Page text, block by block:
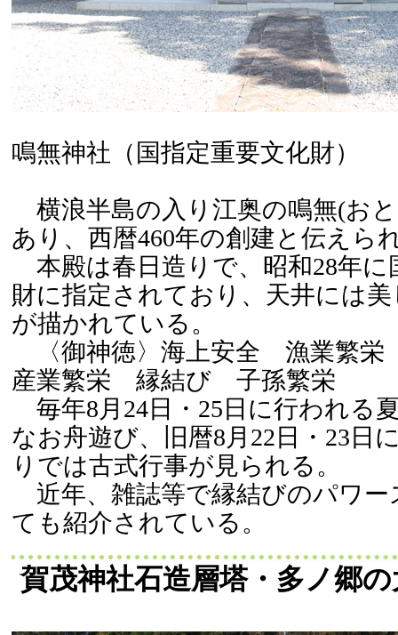
鳴無神社（国指定重要文化財）
横浪半島の入り江奥の鳴無(お
あり、西暦460年の創建と伝えら
本殿は春日造りで、昭和28年に
財に指定されており、天井には
が描かれている。
〈御神徳〉海上安全 漁業繁
産業繁栄 縁結び 子孫繁栄
毎年8月24日・25日に行われる
なお舟遊び、旧暦8月22日・23日
りでは古式行事が見られる。
近年、雑誌等で縁結びのパワー
ても紹介されている。
賀茂神社石造層塔・多ノ郷